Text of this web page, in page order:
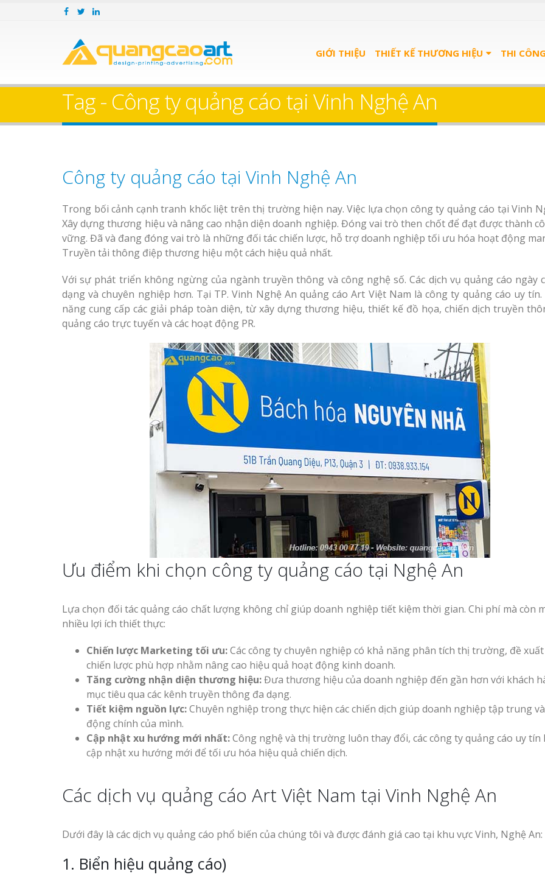
GIỚI THIỆU THIẾT KẾ THƯƠNG HIỆU THI
Tag - Công ty quảng cáo tại Vinh Nghệ An
Công ty quảng cáo tại Vinh Nghệ An
Trong bối cảnh cạnh tranh khốc liệt trên thị trường hiện nay. Việc lựa chọn công ty quảng cáo tại Vinh
Xây dựng thương hiệu và nâng cao nhận diện doanh nghiệp. Đóng vai trò then chốt để đạt được thành
vững. Đã và đang đóng vai trò là những đối tác chiến lược, hỗ trợ doanh nghiệp tối ưu hóa hoạt động
Truyền tải thông điệp thương hiệu một cách hiệu quả nhất.
Với sự phát triển không ngừng của ngành truyền thông và công nghệ số. Các dịch vụ quảng cáo ngày
dạng và chuyên nghiệp hơn. Tại TP. Vinh Nghệ An quảng cáo Art Việt Nam là công ty quảng cáo uy tín.
năng cung cấp các giải pháp toàn diện, từ xây dựng thương hiệu, thiết kế đồ họa, chiến dịch truyền
quảng cáo trực tuyến và các hoạt động PR.
Ưu điểm khi chọn công ty quảng cáo tại Nghệ An
Lựa chọn đối tác quảng cáo chất lượng không chỉ giúp doanh nghiệp tiết kiệm thời gian. Chi phí mà còn
nhiều lợi ích thiết thực:
Chiến lược Marketing tối ưu:Các công ty chuyên nghiệp có khả năng phân tích thị trường, đề xuất
chiến lược phù hợp nhằm nâng cao hiệu quả hoạt động kinh doanh.
Tăng cường nhận diện thương hiệu:Đưa thương hiệu của doanh nghiệp đến gần hơn với khách
mục tiêu qua các kênh truyền thông đa dạng.
Tiết kiệm nguồn lực:Chuyên nghiệp trong thực hiện các chiến dịch giúp doanh nghiệp tập trung
động chính của mình.
Cập nhật xu hướng mới nhất:Công nghệ và thị trường luôn thay đổi, các công ty quảng cáo uy tín
cập nhật xu hướng mới để tối ưu hóa hiệu quả chiến dịch.
Các dịch vụ quảng cáo Art Việt Nam tại Vinh Nghệ An
Dưới đây là các dịch vụ quảng cáo phổ biến của chúng tôi và được đánh giá cao tại khu vực Vinh, Nghệ An:
1. Biển hiệu quảng cáo)